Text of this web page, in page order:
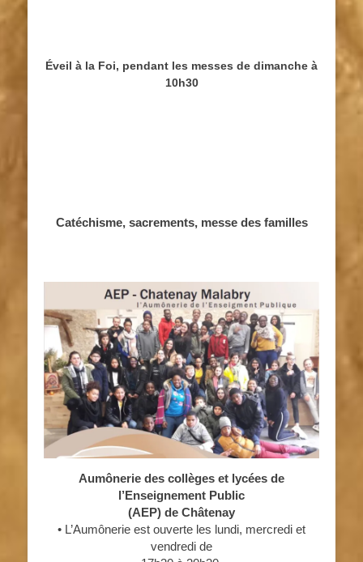
Éveil à la Foi, pendant les messes de dimanche à
10h30
Catéchisme, sacrements, messe des familles
Aumônerie des collèges et lycées de
l’Enseignement Public
(AEP) de Châtenay
• L’Aumônerie est ouverte les lundi, mercredi et
vendredi de